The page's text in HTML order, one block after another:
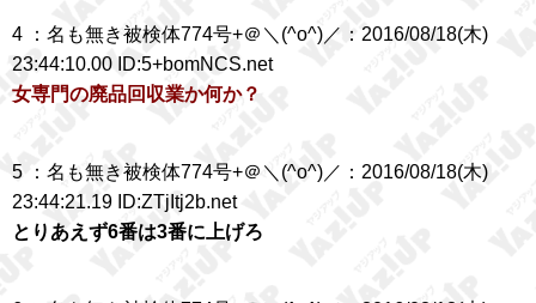
4 ：名も無き被検体774号+＠＼(^o^)／：2016/08/18(木)
23:44:10.00 ID:5+bomNCS.net
女専門の廃品回収業か何か？
5 ：名も無き被検体774号+＠＼(^o^)／：2016/08/18(木)
23:44:21.19 ID:ZTjItj2b.net
とりあえず6番は3番に上げろ